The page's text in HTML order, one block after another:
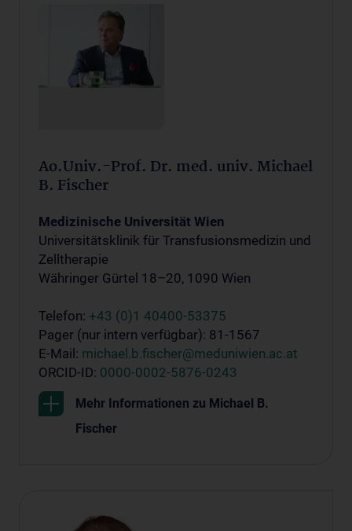
Ao.Univ.-Prof. Dr. med. univ. Michael
B. Fischer
Medizinische Universität Wien
Universitätsklinik für Transfusionsmedizin und
Zelltherapie
Währinger Gürtel 18–20, 1090 Wien
Telefon: +43 (0)1 40400-53375
Pager (nur intern verfügbar): 81-1567
E-Mail: michael.b.fischer@meduniwien.ac.at
ORCID-ID: 0000-0002-5876-0243
Mehr Informationen zu Michael B.
Fischer